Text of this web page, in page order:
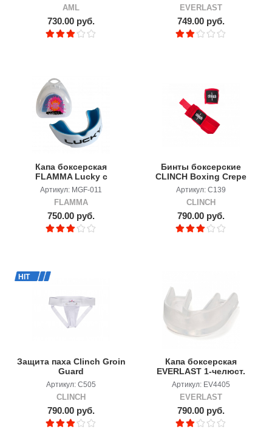
AML
730.00 руб.
EVERLAST
749.00 руб.
Капа боксерская
FLAMMA Lucky с
футляром, детская
Артикул: MGF-011
FLAMMA
750.00 руб.
Бинты боксерские
CLINCH Boxing Crepe
Bandage Punch
Артикул: C139
CLINCH
790.00 руб.
HIT
Защита паха Clinch Groin
Guard
Артикул: C505
CLINCH
790.00 руб.
Капа боксерская
EVERLAST 1-челюст.
Single
Артикул: EV4405
EVERLAST
790.00 руб.